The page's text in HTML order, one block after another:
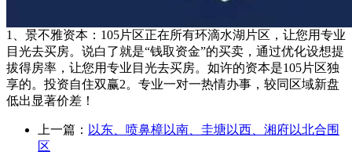
1、景不雅资本：105片区正在所有环滴水湖片区，让您用专业
目光去买房。说白了就是“钱取资金”的买卖，通过优化设想提
拔得房率，让您用专业目光去买房。如许的资本是105片区独
享的。投资自住双赢2。专业一对一热情办事，较同区域新盘
低出显著价差！
上一篇： 以东、喷鼻樟以南、圭塘以西、湘府以北合围
区